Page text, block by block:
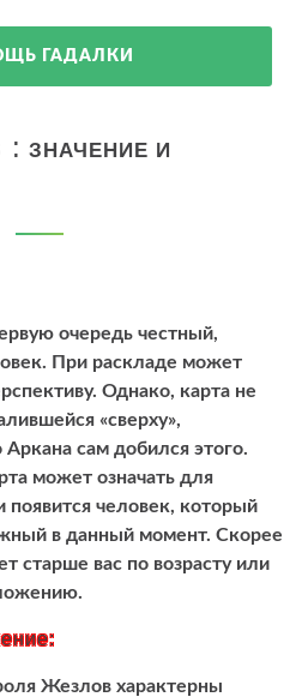
ГАДАЛКИ
: ЗНАЧЕНИЕ И
очередь честный,
При раскладе может
Однако, карта не
«сверху»,
Аркана сам добился этого.
может означать для
человек, который
в данный момент. Скорее
старше вас по возрасту или
Жезлов характерны